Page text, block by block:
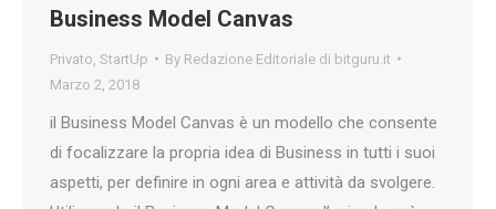
Business Model Canvas
Privato StartUp By Redazione Editoriale di bitguru.it
Marzo 2, 2018
il Business Model Canvas è un modello che consente
di focalizzare la propria idea di Business in tutti i suoi
aspetti, per definire in ogni area e attività da svolgere.